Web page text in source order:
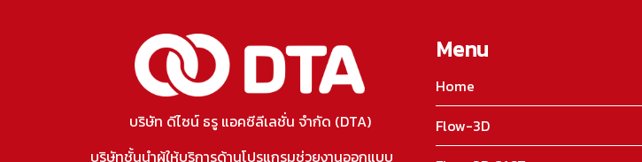
บริษัท ดีไซน์ ธรู แอคซีลีเลชั่น จำกัด (DTA)
บริษัทชั้นนำผู้ให้บริการด้านโปรแกรมช่วยงานออกแบบ
Menu
Home
Flow-3D